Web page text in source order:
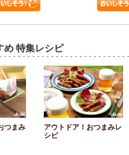
め 特集レシピ
つまみ
アウトドア！おつまみレ
シピ